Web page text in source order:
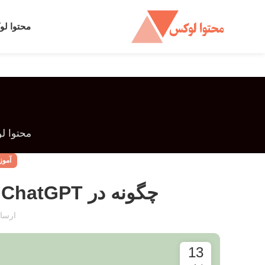
محتوا
محتوا
چگونه در ChatGPT رتبه بگیریم؟ (بر اساس داده‌ها)
13